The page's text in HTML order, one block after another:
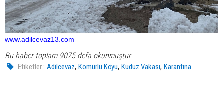
www.adilcevaz13.com
Bu haber toplam 9075 defa okunmuştur
Etiketler : Adilcevaz,Kömürlü Köyü,Kuduz Vakası,Karantina